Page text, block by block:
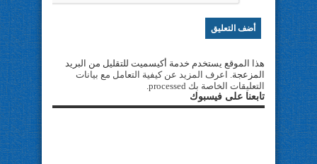
هذا الموقع يستخدم خدمة أكيسميت للتقليل من البريد
المزعجة. اعرف المزيد عن كيفية التعامل مع بيانات
التعليقات الخاصة بك processed
.
تابعنا على فيسبوك